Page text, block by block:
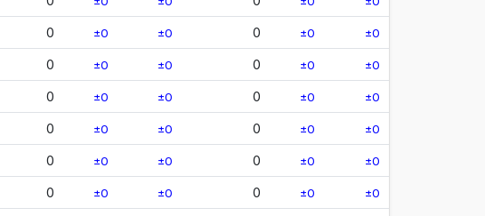
0 ±0 ±0 0 ±0 ±0
0 ±0 ±0 0 ±0 ±0
0 ±0 ±0 0 ±0 ±0
0 ±0 ±0 0 ±0 ±0
0 ±0 ±0 0 ±0 ±0
0 ±0 ±0 0 ±0 ±0